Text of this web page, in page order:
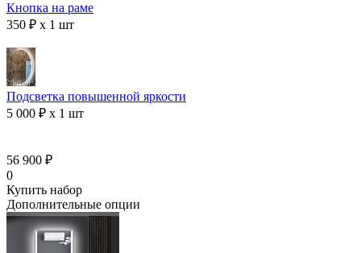
Кнопка на раме
350 ₽ x 1 шт
Подсветка повышенной яркости
5 000 ₽ x 1 шт
56 900 ₽
0
Купить набор
Дополнительные опции